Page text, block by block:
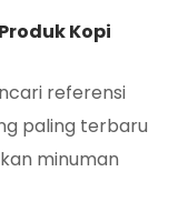
Kopi
referensi
paling terbaru
minuman